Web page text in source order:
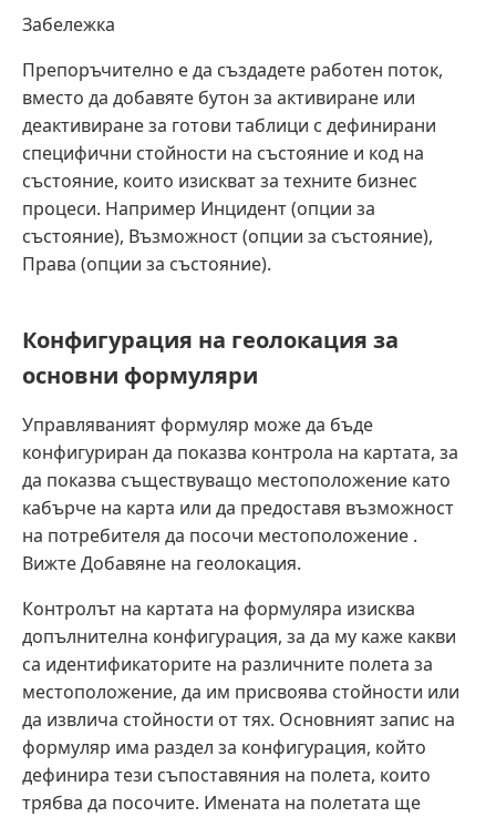
Забележка
Препоръчително е да създадете работен поток,
вместо да добавяте бутон за активиране или
деактивиране за готови таблици с дефинирани
специфични стойности на състояние и код на
състояние, които изискват за техните бизнес
процеси. Например Инцидент (опции за
състояние), Възможност (опции за състояние),
Права (опции за състояние).
Конфигурация на геолокация за
основни формуляри
Управляваният формуляр може да бъде
конфигуриран да показва контрола на картата, за
да показва съществуващо местоположение като
кабърче на карта или да предоставя възможност
на потребителя да посочи местоположение .
Вижте Добавяне на геолокация.
Контролът на картата на формуляра изисква
допълнителна конфигурация, за да му каже какви
са идентификаторите на различните полета за
местоположение, да им присвоява стойности или
да извлича стойности от тях. Основният запис на
формуляр има раздел за конфигурация, който
дефинира тези съпоставяния на полета, които
трябва да посочите. Имената на полетата ще